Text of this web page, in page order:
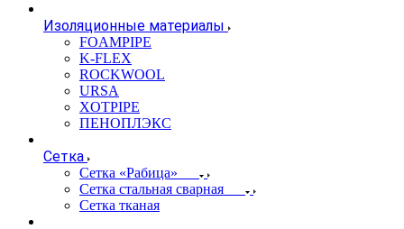
Изоляционные материалы
FOAMPIPE
K-FLEX
ROCKWOOL
URSA
XOTPIPE
ПЕНОПЛЭКС
Сетка
Сетка «Рабица»
Сетка стальная сварная
Сетка тканая